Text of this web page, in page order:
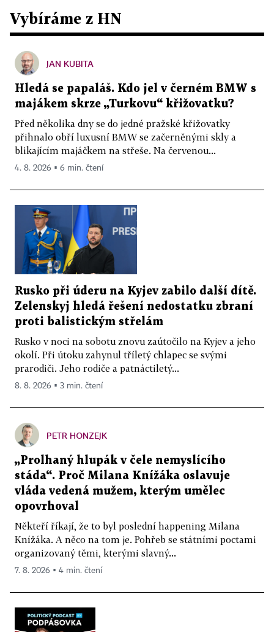
Vybíráme z HN
JAN KUBITA
Hledá se papaláš. Kdo jel v černém BMW s
majákem skrze „Turkovu“ křižovatku?
Před několika dny se do jedné pražské křižovatky
přihnalo obří luxusní BMW se začerněnými skly a
blikajícím majáčkem na střeše. Na červenou...
4. 8. 2026 ▪ 6 min. čtení
Rusko při úderu na Kyjev zabilo další dítě.
Zelenskyj hledá řešení nedostatku zbraní
proti balistickým střelám
Rusko v noci na sobotu znovu zaútočilo na Kyjev a jeho
okolí. Při útoku zahynul tříletý chlapec se svými
prarodiči. Jeho rodiče a patnáctiletý...
8. 8. 2026 ▪ 3 min. čtení
PETR HONZEJK
„Prolhaný hlupák v čele nemyslícího
stáda“. Proč Milana Knížáka oslavuje
vláda vedená mužem, kterým umělec
opovrhoval
Někteří říkají, že to byl poslední happening Milana
Knížáka. A něco na tom je. Pohřeb se státními poctami
organizovaný těmi, kterými slavný...
7. 8. 2026 ▪ 4 min. čtení